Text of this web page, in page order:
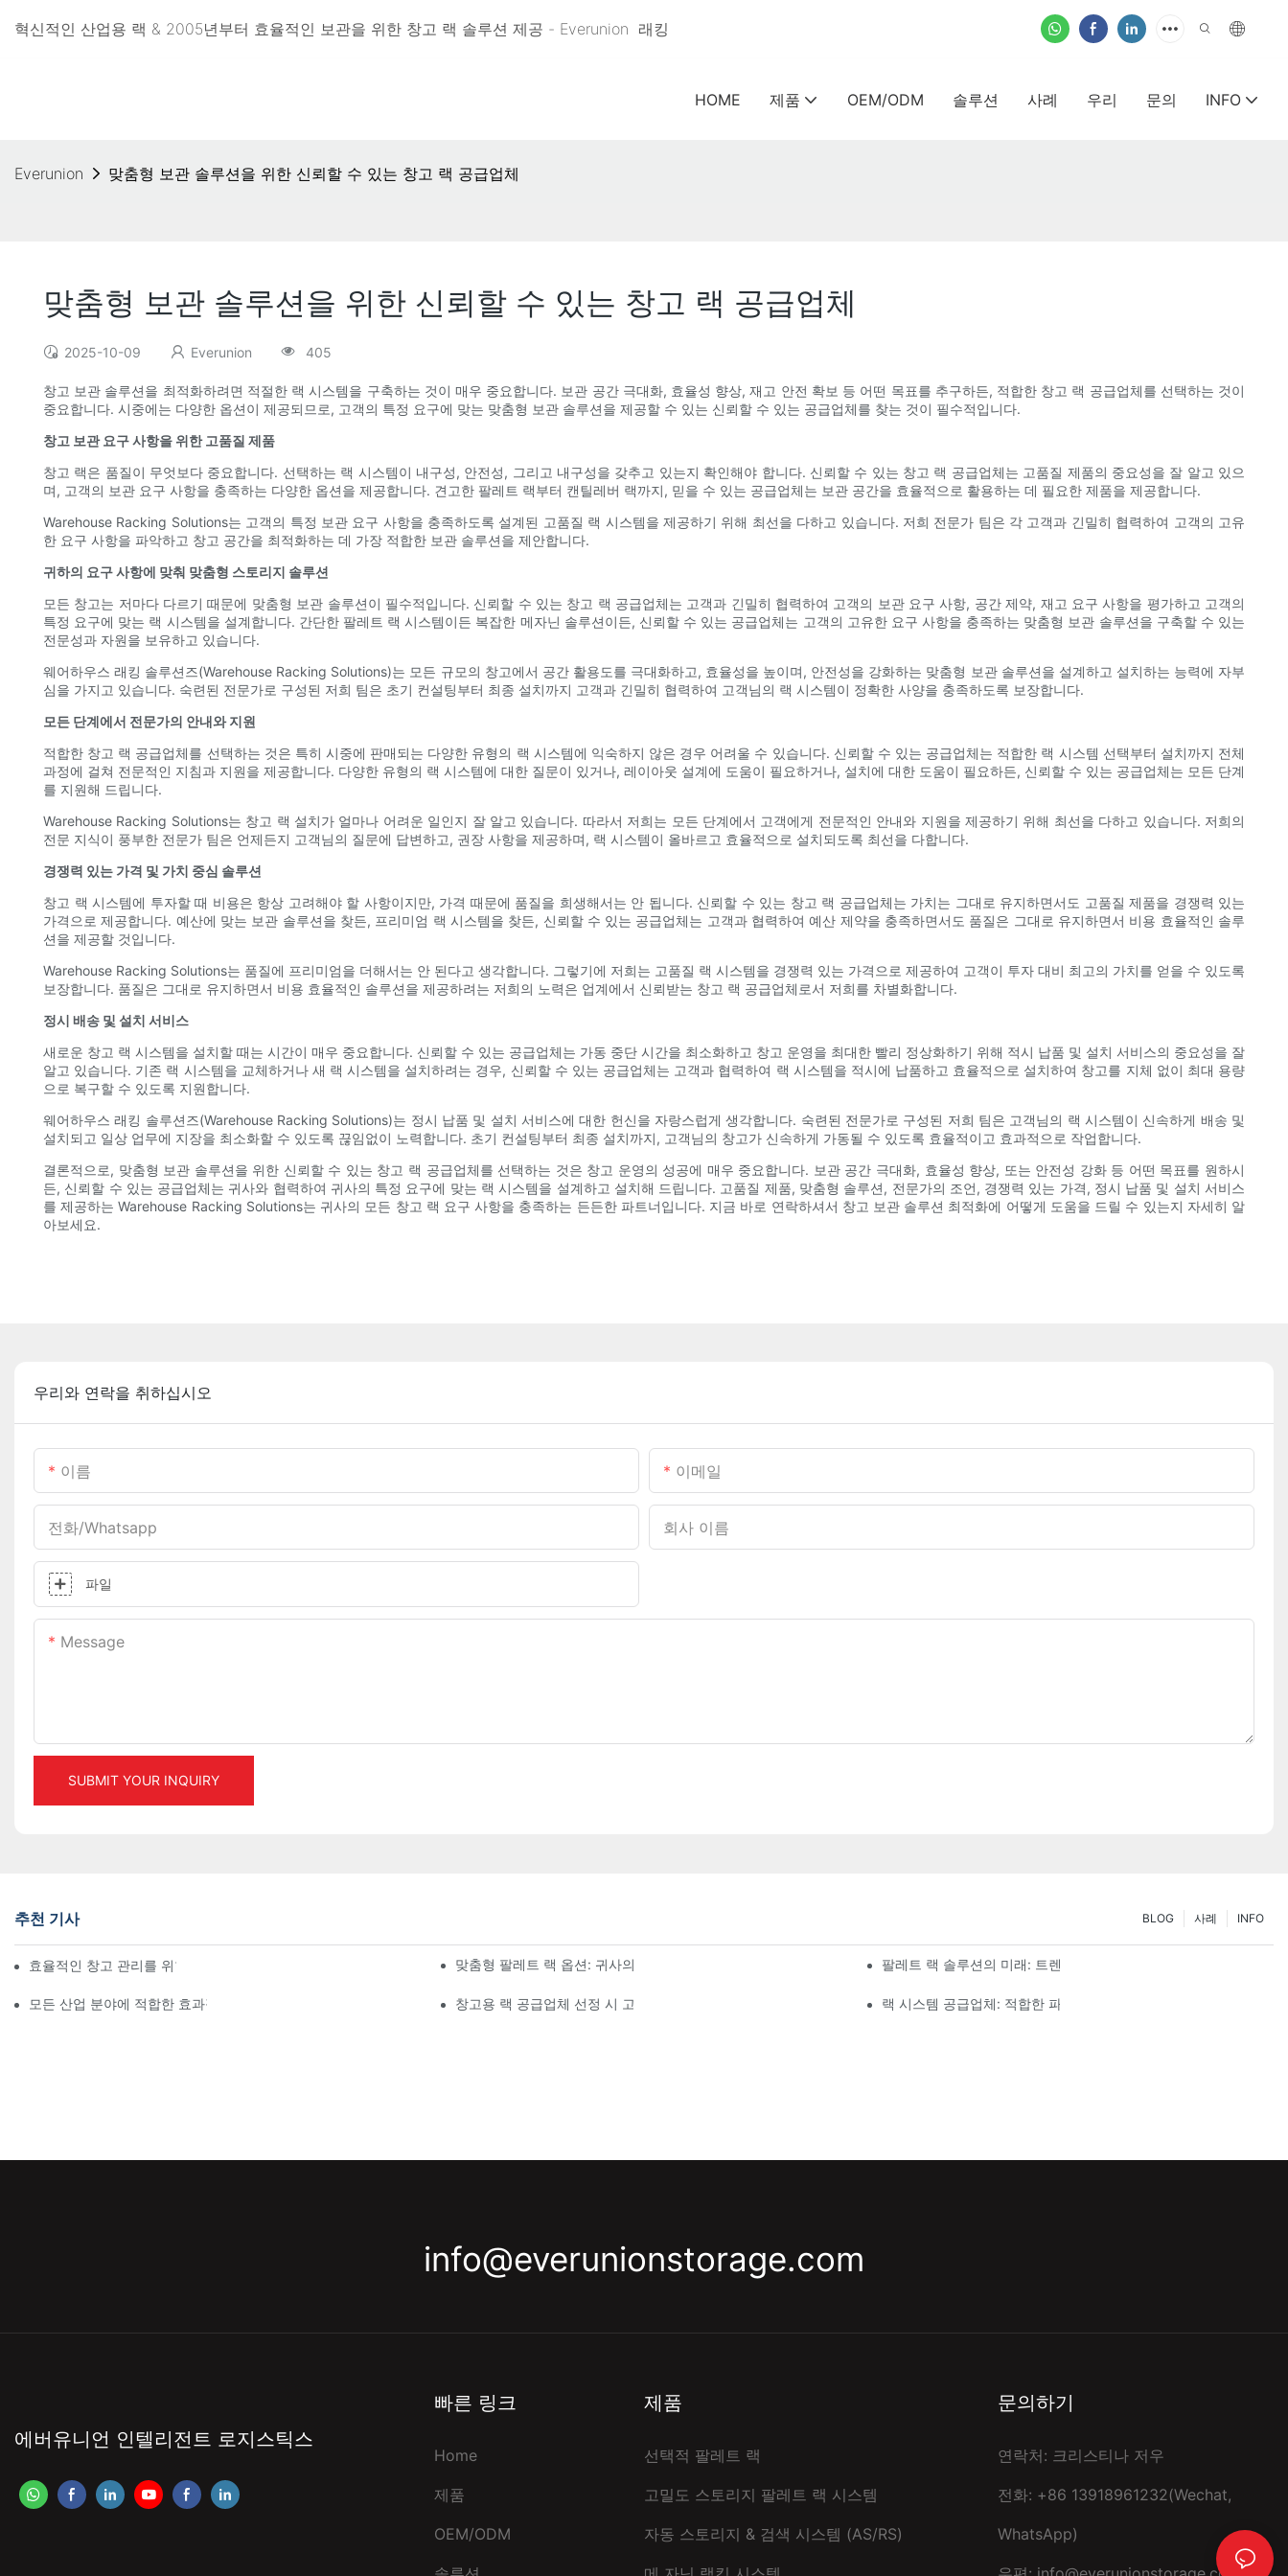
혁신적인 산업용 랙 & 2005년부터 효율적인 보관을 위한 창고 랙 솔루션 제공 - Everunion 래킹
HOME 제품 OEM/ODM 솔루션 사례 우리 문의 INFO
Everunion 맞춤형 보관 솔루션을 위한 신뢰할 수 있는 창고 랙 공급업체
맞춤형 보관 솔루션을 위한 신뢰할 수 있는 창고 랙 공급업체
2025-10-09 Everunion 405
창고 보관 솔루션을 최적화하려면 적절한 랙 시스템을 구축하는 것이 매우 중요합니다. 보관 공간 극대화, 효율성 향상, 재고 안전 확보 등 어떤 목표를 추구하든, 적합한 창고 랙 공급업체를 선택하는 것이
중요합니다. 시중에는 다양한 옵션이 제공되므로, 고객의 특정 요구에 맞는 맞춤형 보관 솔루션을 제공할 수 있는 신뢰할 수 있는 공급업체를 찾는 것이 필수적입니다.
창고 보관 요구 사항을 위한 고품질 제품
창고 랙은 품질이 무엇보다 중요합니다. 선택하는 랙 시스템이 내구성, 안전성, 그리고 내구성을 갖추고 있는지 확인해야 합니다. 신뢰할 수 있는 창고 랙 공급업체는 고품질 제품의 중요성을 잘 알고 있으
며, 고객의 보관 요구 사항을 충족하는 다양한 옵션을 제공합니다. 견고한 팔레트 랙부터 캔틸레버 랙까지, 믿을 수 있는 공급업체는 보관 공간을 효율적으로 활용하는 데 필요한 제품을 제공합니다.
Warehouse Racking Solutions는 고객의 특정 보관 요구 사항을 충족하도록 설계된 고품질 랙 시스템을 제공하기 위해 최선을 다하고 있습니다. 저희 전문가 팀은 각 고객과 긴밀히 협력하여 고객의 고유
한 요구 사항을 파악하고 창고 공간을 최적화하는 데 가장 적합한 보관 솔루션을 제안합니다.
귀하의 요구 사항에 맞춰 맞춤형 스토리지 솔루션
모든 창고는 저마다 다르기 때문에 맞춤형 보관 솔루션이 필수적입니다. 신뢰할 수 있는 창고 랙 공급업체는 고객과 긴밀히 협력하여 고객의 보관 요구 사항, 공간 제약, 재고 요구 사항을 평가하고 고객의
특정 요구에 맞는 랙 시스템을 설계합니다. 간단한 팔레트 랙 시스템이든 복잡한 메자닌 솔루션이든, 신뢰할 수 있는 공급업체는 고객의 고유한 요구 사항을 충족하는 맞춤형 보관 솔루션을 구축할 수 있는
전문성과 자원을 보유하고 있습니다.
웨어하우스 래킹 솔루션즈(Warehouse Racking Solutions)는 모든 규모의 창고에서 공간 활용도를 극대화하고, 효율성을 높이며, 안전성을 강화하는 맞춤형 보관 솔루션을 설계하고 설치하는 능력에 자부
심을 가지고 있습니다. 숙련된 전문가로 구성된 저희 팀은 초기 컨설팅부터 최종 설치까지 고객과 긴밀히 협력하여 고객님의 랙 시스템이 정확한 사양을 충족하도록 보장합니다.
모든 단계에서 전문가의 안내와 지원
적합한 창고 랙 공급업체를 선택하는 것은 특히 시중에 판매되는 다양한 유형의 랙 시스템에 익숙하지 않은 경우 어려울 수 있습니다. 신뢰할 수 있는 공급업체는 적합한 랙 시스템 선택부터 설치까지 전체
과정에 걸쳐 전문적인 지침과 지원을 제공합니다. 다양한 유형의 랙 시스템에 대한 질문이 있거나, 레이아웃 설계에 도움이 필요하거나, 설치에 대한 도움이 필요하든, 신뢰할 수 있는 공급업체는 모든 단계
를 지원해 드립니다.
Warehouse Racking Solutions는 창고 랙 설치가 얼마나 어려운 일인지 잘 알고 있습니다. 따라서 저희는 모든 단계에서 고객에게 전문적인 안내와 지원을 제공하기 위해 최선을 다하고 있습니다. 저희의
전문 지식이 풍부한 전문가 팀은 언제든지 고객님의 질문에 답변하고, 권장 사항을 제공하며, 랙 시스템이 올바르고 효율적으로 설치되도록 최선을 다합니다.
경쟁력 있는 가격 및 가치 중심 솔루션
창고 랙 시스템에 투자할 때 비용은 항상 고려해야 할 사항이지만, 가격 때문에 품질을 희생해서는 안 됩니다. 신뢰할 수 있는 창고 랙 공급업체는 가치는 그대로 유지하면서도 고품질 제품을 경쟁력 있는
가격으로 제공합니다. 예산에 맞는 보관 솔루션을 찾든, 프리미엄 랙 시스템을 찾든, 신뢰할 수 있는 공급업체는 고객과 협력하여 예산 제약을 충족하면서도 품질은 그대로 유지하면서 비용 효율적인 솔루
션을 제공할 것입니다.
Warehouse Racking Solutions는 품질에 프리미엄을 더해서는 안 된다고 생각합니다. 그렇기에 저희는 고품질 랙 시스템을 경쟁력 있는 가격으로 제공하여 고객이 투자 대비 최고의 가치를 얻을 수 있도록
보장합니다. 품질은 그대로 유지하면서 비용 효율적인 솔루션을 제공하려는 저희의 노력은 업계에서 신뢰받는 창고 랙 공급업체로서 저희를 차별화합니다.
정시 배송 및 설치 서비스
새로운 창고 랙 시스템을 설치할 때는 시간이 매우 중요합니다. 신뢰할 수 있는 공급업체는 가동 중단 시간을 최소화하고 창고 운영을 최대한 빨리 정상화하기 위해 적시 납품 및 설치 서비스의 중요성을 잘
알고 있습니다. 기존 랙 시스템을 교체하거나 새 랙 시스템을 설치하려는 경우, 신뢰할 수 있는 공급업체는 고객과 협력하여 랙 시스템을 적시에 납품하고 효율적으로 설치하여 창고를 지체 없이 최대 용량
으로 복구할 수 있도록 지원합니다.
웨어하우스 래킹 솔루션즈(Warehouse Racking Solutions)는 정시 납품 및 설치 서비스에 대한 헌신을 자랑스럽게 생각합니다. 숙련된 전문가로 구성된 저희 팀은 고객님의 랙 시스템이 신속하게 배송 및
설치되고 일상 업무에 지장을 최소화할 수 있도록 끊임없이 노력합니다. 초기 컨설팅부터 최종 설치까지, 고객님의 창고가 신속하게 가동될 수 있도록 효율적이고 효과적으로 작업합니다.
결론적으로, 맞춤형 보관 솔루션을 위한 신뢰할 수 있는 창고 랙 공급업체를 선택하는 것은 창고 운영의 성공에 매우 중요합니다. 보관 공간 극대화, 효율성 향상, 또는 안전성 강화 등 어떤 목표를 원하시
든, 신뢰할 수 있는 공급업체는 귀사와 협력하여 귀사의 특정 요구에 맞는 랙 시스템을 설계하고 설치해 드립니다. 고품질 제품, 맞춤형 솔루션, 전문가의 조언, 경쟁력 있는 가격, 정시 납품 및 설치 서비스
를 제공하는 Warehouse Racking Solutions는 귀사의 모든 창고 랙 요구 사항을 충족하는 든든한 파트너입니다. 지금 바로 연락하셔서 창고 보관 솔루션 최적화에 어떻게 도움을 드릴 수 있는지 자세히 알
아보세요.
우리와 연락을 취하십시오
이름 이메일
전화/whatsapp 회사 이름
파일
Message
SUBMIT YOUR INQUIRY
추천 기사 INFO
사례
BLOG
효율적인 창고 관리를 위한 최고의 산업용 랙 솔루션 맞춤형 팔레트 랙 옵션: 귀사의 보관 요구 사항에 맞춘 솔루션 팔레트 랙 솔루션의 미래: 트렌드 및 혁신
모든 산업 분야에 적합한 효과적인 스토리지 랙 솔루션 살펴보기 창고용 랙 공급업체 선정 시 고려 사항 랙 시스템 공급업체: 적합한 파트너를 선택하기 위한 핵심 요소
info@everunionstorage.com
에버유니언 인텔리전트 로지스틱스
빠른 링크
Home
제품
OEM/ODM
제품
선택적 팔레트 랙
고밀도 스토리지 팔레트 랙 시스템
자동 스토리지 & 검색 시스템 (AS/RS)
문의하기
연락처: 크리스티나 저우
전화: +86 13918961232(Wechat,
WhatsApp)